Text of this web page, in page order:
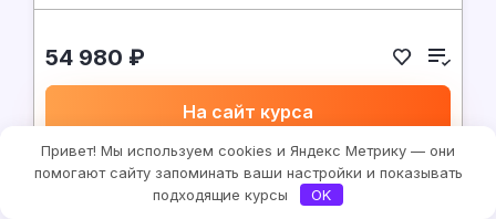
54 980 ₽
На сайт курса
Привет! Мы используем cookies и Яндекс Метрику — они
помогают сайту запоминать ваши настройки и показывать
подходящие курсы
OK